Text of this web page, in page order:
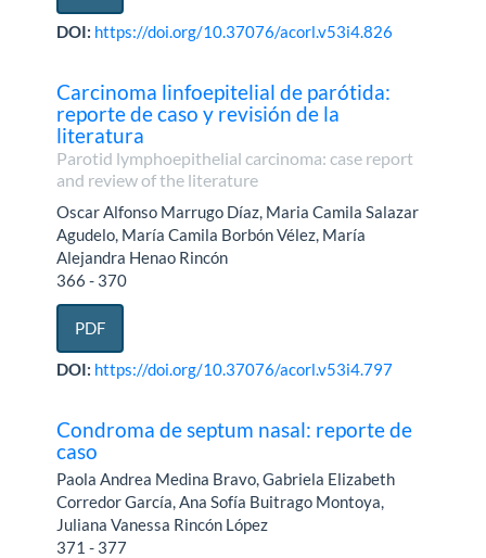
DOI: https://doi.org/10.37076/acorl.v53i4.826
Carcinoma linfoepitelial de parótida:
reporte de caso y revisión de la
literatura
Parotid lymphoepithelial carcinoma: case report
and review of the literature
Oscar Alfonso Marrugo Díaz, Maria Camila Salazar
Agudelo, María Camila Borbón Vélez, María
Alejandra Henao Rincón
366 - 370
PDF
DOI: https://doi.org/10.37076/acorl.v53i4.797
Condroma de septum nasal: reporte de
caso
Paola Andrea Medina Bravo, Gabriela Elizabeth
Corredor García, Ana Sofía Buitrago Montoya,
Juliana Vanessa Rincón López
371 - 377